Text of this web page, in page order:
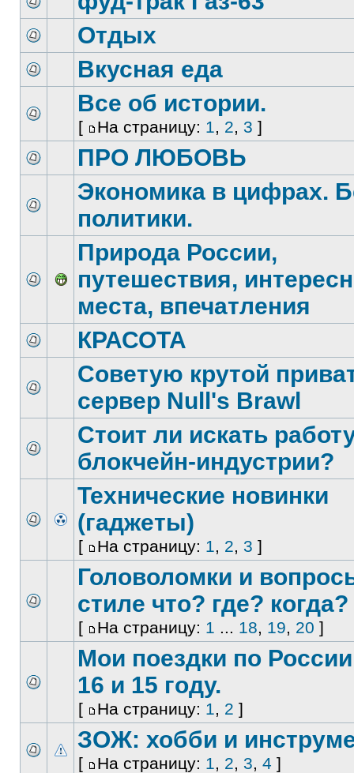
Отдых
Вкусная еда
Все об истории.
[ На страницу: 1, 2, 3 ]
ПРО ЛЮБОВЬ
Экономика в цифрах.
политики.
Природа России,
путешествия,
места, впечатления
КРАСОТА
Советую крутой
сервер Null's Brawl
Стоит ли искать
блокчейн-индустрии?
Технические новинки
(гаджеты)
[ На страницу: 1, 2, 3 ]
Головоломки и
стиле что? где? когда?
[ На страницу: 1 ... 18, 19, 20 ]
Мои поездки по
16 и 15 году.
[ На страницу: 1, 2 ]
ЗОЖ: хобби и
[ На страницу: 1, 2, 3, 4 ]